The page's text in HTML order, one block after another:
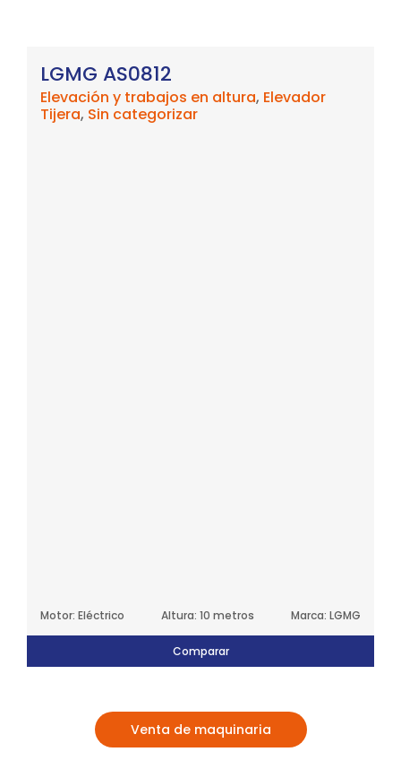
LGMG AS0812
Elevación y trabajos en altura, Elevador
Tijera, Sin categorizar
Motor: Eléctrico Altura: 10 metros Marca: LGMG
Comparar
Venta de maquinaria